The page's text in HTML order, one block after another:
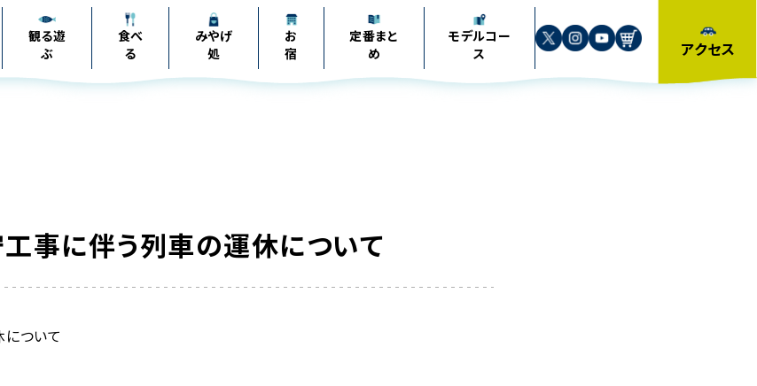
観る遊
ぶ
食べ
る
みやげ
処
お
宿
定番まと
め
モデルコー
ス
アクセス
工事に伴う列車の運休について
ついて